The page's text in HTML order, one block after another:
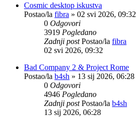
Cosmic desktop iskustva
Postao/la fibra » 02 svi 2026, 09:32
0 Odgovori
3919 Pogledano
Zadnji postPostao/la fibra
02 svi 2026, 09:32
Bad Company 2 & Project Rome
Postao/la b4sh » 13 sij 2026, 06:28
0 Odgovori
4946 Pogledano
Zadnji postPostao/la b4sh
13 sij 2026, 06:28